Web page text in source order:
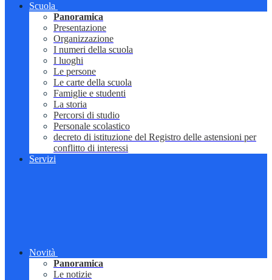
Scuola
Panoramica
Presentazione
Organizzazione
I numeri della scuola
I luoghi
Le persone
Le carte della scuola
Famiglie e studenti
La storia
Percorsi di studio
Personale scolastico
decreto di istituzione del Registro delle astensioni per
conflitto di interessi
Servizi
Novità
Panoramica
Le notizie